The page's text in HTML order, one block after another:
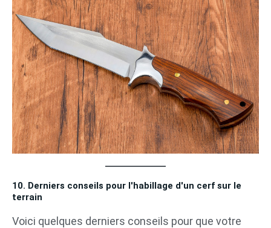
10. Derniers conseils pour l'habillage d'un cerf sur le
terrain
Voici quelques derniers conseils pour que votre